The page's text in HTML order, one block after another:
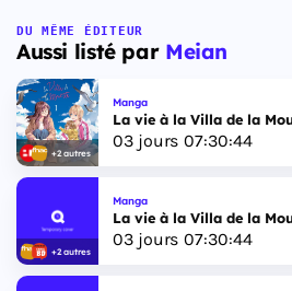
DU MÊME ÉDITEUR
Aussi listé par Meian
+2 autres
Manga
La vie à la Villa de la
03jours 07:30:43
+2 autres
Manga
La vie à la Villa de la
03jours 07:30:43